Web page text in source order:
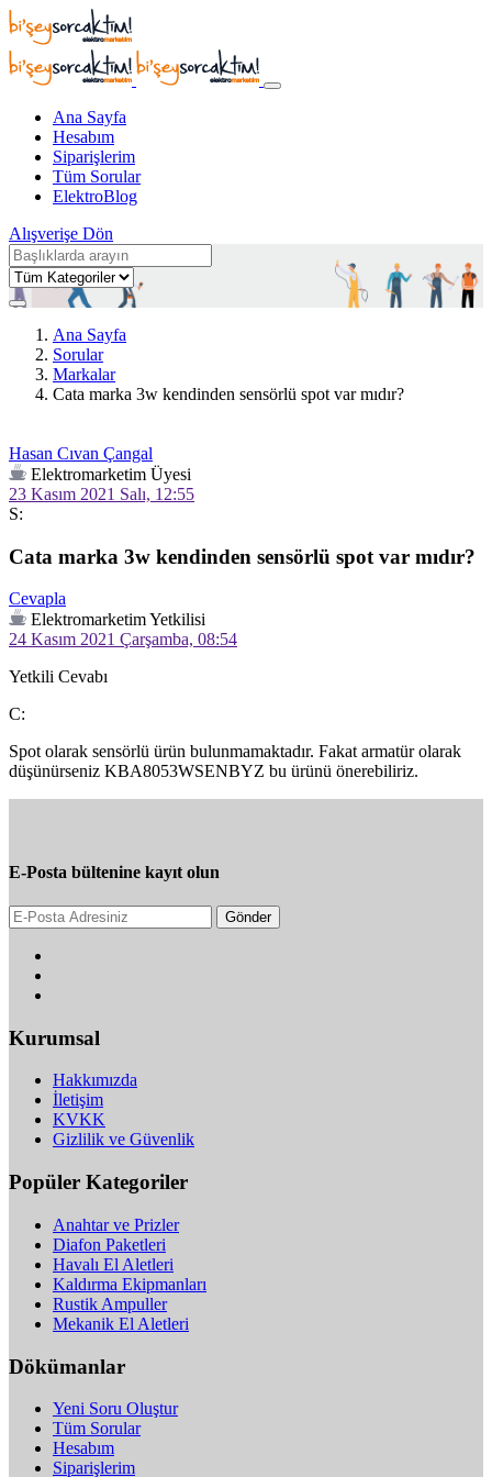
Ana Sayfa
Hesabım
Siparişlerim
Tüm Sorular
ElektroBlog
Alışverişe Dön
Ana Sayfa
Sorular
Markalar
Cata marka 3w kendinden sensörlü spot var mıdır?
Hasan Cıvan Çangal
Elektromarketim Üyesi
23 Kasım 2021 Salı, 12:55
S:
Cata marka 3w kendinden sensörlü spot var mıdır?
Cevapla
Elektromarketim Yetkilisi
24 Kasım 2021 Çarşamba, 08:54
Yetkili Cevabı
C:
Spot olarak sensörlü ürün bulunmamaktadır. Fakat armatür olarak
düşünürseniz KBA8053WSENBYZ bu ürünü önerebiliriz.
E-Posta bültenine kayıt olun
Gönder
Kurumsal
Hakkımızda
İletişim
KVKK
Gizlilik ve Güvenlik
Popüler Kategoriler
Anahtar ve Prizler
Diafon Paketleri
Havalı El Aletleri
Kaldırma Ekipmanları
Rustik Ampuller
Mekanik El Aletleri
Dökümanlar
Yeni Soru Oluştur
Tüm Sorular
Hesabım
Siparişlerim